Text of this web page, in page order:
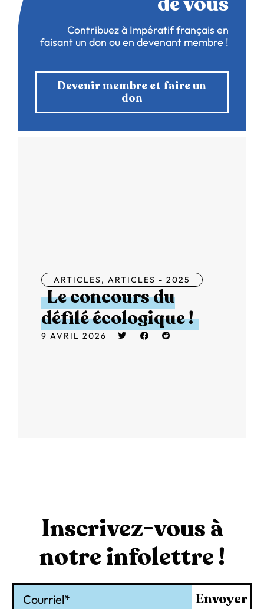
Contribuez à Impératif français en
faisant un don ou en devenant membre !
Devenir membre et faire un
don
ARTICLES, ARTICLES - 2025
Le concours du
défilé écologique !
9 AVRIL 2026
Inscrivez-vous à
notre infolettre !
Envoyer